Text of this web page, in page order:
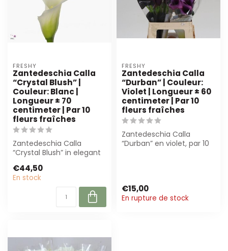
FRESHY
Zantedeschia Calla
“Crystal Blush” |
Couleur: Blanc |
Longueur ± 70
centimeter | Par 10
fleurs fraîches
Zantedeschia Calla
“Crystal Blush” in elegant
± 70 cm,...
€44,50
En stock
FRESHY
Zantedeschia Calla
“Durban” | Couleur:
Violet | Longueur ± 60
centimeter | Par 10
fleurs fraîches
Zantedeschia Calla
“Durban” en violet, par 10
€15,00
En rupture de stock